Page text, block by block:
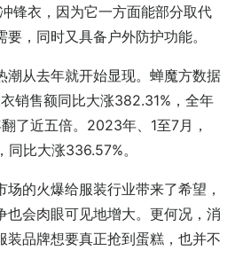
锋衣，因为它一方面能部分取代
，同时又具备户外防护功能。
潮从去年就开始显现。蝉魔方数据
销售额同比大涨382.31%，全年
了近五倍。2023年、1至7月，
比大涨336.57%。
的火爆给服装行业带来了希望，
也会肉眼可见地增大。更何况，消
装品牌想要真正抢到蛋糕，也并不